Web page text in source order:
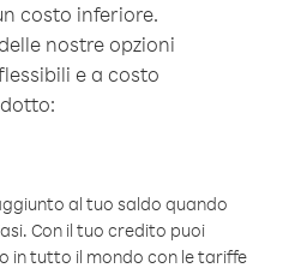
costo inferiore.
nostre opzioni
e a costo
al tuo saldo quando
Con il tuo credito puoi
in tutto il mondo con le tariffe